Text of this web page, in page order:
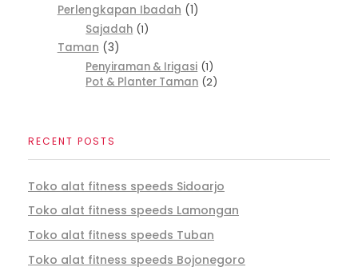
Perlengkapan Ibadah
1
Sajadah 1
Taman
3
Penyiraman & Irigasi 1
Pot & Planter Taman 2
RECENT POSTS
Toko alat fitness speeds Sidoarjo
Toko alat fitness speeds Lamongan
Toko alat fitness speeds Tuban
Toko alat fitness speeds Bojonegoro